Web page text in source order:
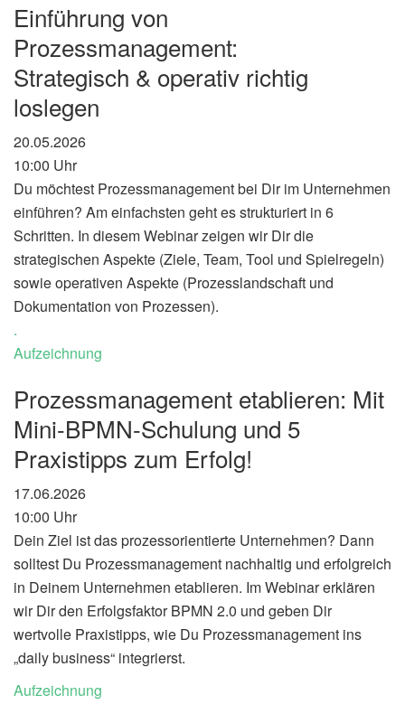
Einführung von
Prozessmanagement:
Strategisch & operativ richtig
loslegen
20.05.2026
10:00 Uhr
Du möchtest Prozessmanagement bei Dir im Unternehmen
einführen? Am einfachsten geht es strukturiert in 6
Schritten. In diesem Webinar zeigen wir Dir die
strategischen Aspekte (Ziele, Team, Tool und Spielregeln)
sowie operativen Aspekte (Prozesslandschaft und
Dokumentation von Prozessen).
.
Aufzeichnung
Prozessmanagement etablieren: Mit
Mini-BPMN-Schulung und 5
Praxistipps zum Erfolg!
17.06.2026
10:00 Uhr
Dein Ziel ist das prozessorientierte Unternehmen? Dann
solltest Du Prozessmanagement nachhaltig und erfolgreich
in Deinem Unternehmen etablieren. Im Webinar erklären
wir Dir den Erfolgsfaktor BPMN 2.0 und geben Dir
wertvolle Praxistipps, wie Du Prozessmanagement ins
„daily business“ integrierst.
Aufzeichnung